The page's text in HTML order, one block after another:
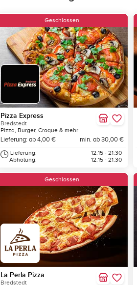
Geschlossen
Pizza Express
Bredstedt
Pizza, Burger, Croque & mehr
Lieferung: ab 4,00 € min. ab 30,00 €
Lieferung:
Abholung:
12:15 - 21:30
12:15 - 21:30
Geschlossen
La Perla Pizza
Bredstedt